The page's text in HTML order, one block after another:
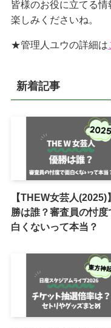
皆様のお役に立てる
楽しみくださいね。
★管理人ユウの詳細は
新着記事
【THEW女芸人(2025)
勝は誰？審査員の忖度
白くないって本当？